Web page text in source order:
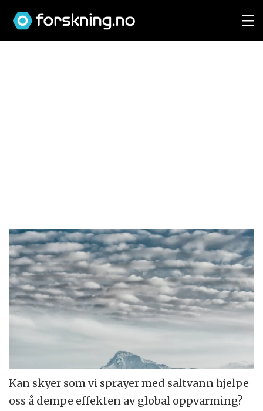
Kan skyer som vi sprayer med saltvann hjelpe
oss å dempe effekten av global oppvarming?